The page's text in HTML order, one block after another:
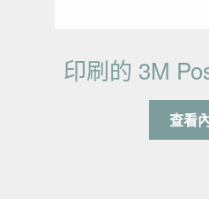
印刷的 3M
查看